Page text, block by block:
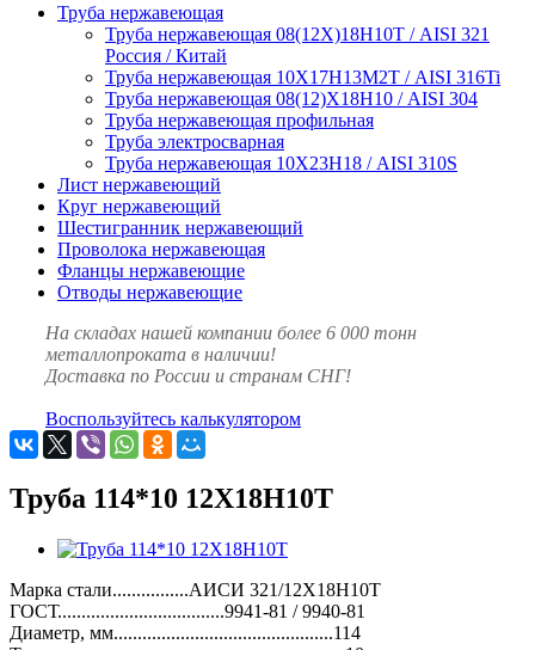
Труба нержавеющая
Труба нержавеющая 08(12Х)18Н10Т / AISI 321
Россия / Китай
Труба нержавеющая 10Х17Н13М2Т / AISI 316Ti
Труба нержавеющая 08(12)Х18Н10 / AISI 304
Труба нержавеющая профильная
Труба электросварная
Труба нержавеющая 10Х23Н18 / AISI 310S
Лист нержавеющий
Круг нержавеющий
Шестигранник нержавеющий
Проволока нержавеющая
Фланцы нержавеющие
Отводы нержавеющие
На складах нашей компании более 6 000 тонн
металлопроката в наличии!
Доставка по России и странам СНГ!
Воспользуйтесь калькулятором
Труба 114*10 12Х18Н10Т
Марка стали................АИСИ 321/12Х18Н10Т
ГОСТ...................................9941-81 / 9940-81
Диаметр, мм..............................................114